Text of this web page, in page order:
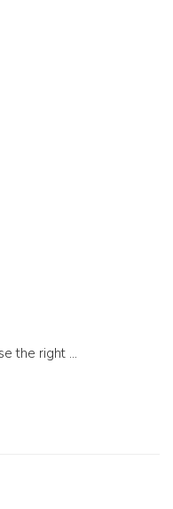
Parmigiano Reggiano: how to choose the right one